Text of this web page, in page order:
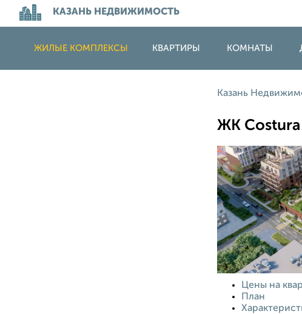
КАЗАНЬ НЕДВИЖИМОСТЬ
ЖИЛЫЕ КОМПЛЕКСЫ КВАРТИРЫ КОМНАТЫ
Казань
ЖК Costura
Цены на
План